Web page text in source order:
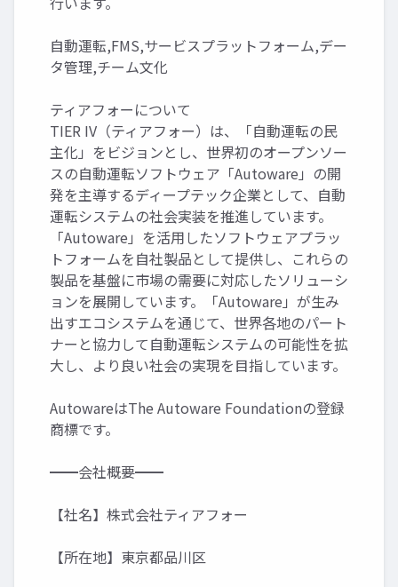
自動運転,FMS,サービスプラットフォーム,デー
タ管理,チーム文化
ティアフォーについて
TIER IV（ティアフォー）は、「自動運転の民
主化」をビジョンとし、世界初のオープンソー
スの自動運転ソフトウェア「Autoware」の開
発を主導するディープテック企業として、自動
運転システムの社会実装を推進しています。
「Autoware」を活用したソフトウェアプラッ
トフォームを自社製品として提供し、これらの
製品を基盤に市場の需要に対応したソリューシ
ョンを展開しています。「Autoware」が生み
出すエコシステムを通じて、世界各地のパート
ナーと協力して自動運転システムの可能性を拡
大し、より良い社会の実現を目指しています。
AutowareはThe Autoware Foundationの登録
商標です。
━━会社概要━━
【社名】株式会社ティアフォー
【所在地】東京都品川区